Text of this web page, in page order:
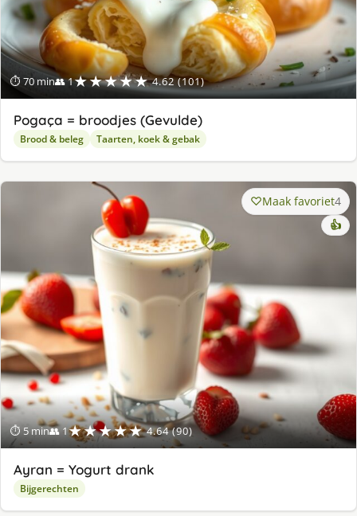
⏱ 70 min👥 1★★★★★ 4.62 (101)
Pogaça = broodjes (Gevulde)
Brood & beleg Taarten, koek & gebak
⏱ 5 min👥 1★★★★★ 4.64 (90)
Maak favoriet4
👍
Ayran = Yogurt drank
Bijgerechten